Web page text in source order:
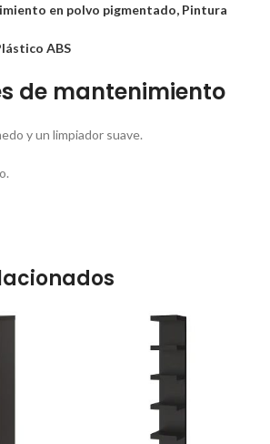
en polvo pigmentado, Pintura
ABS
de mantenimiento
y un limpiador suave.